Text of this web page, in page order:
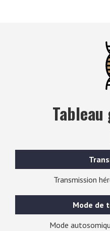
Transmission
Mode de
Mode